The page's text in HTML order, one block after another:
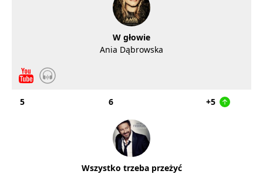
W głowie
Ania Dąbrowska
5 6 +5
Wszystko trzeba przeżyć